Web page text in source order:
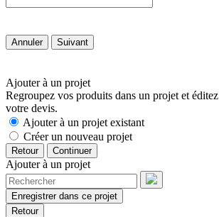
Annuler Suivant
Ajouter à un projet
Regroupez vos produits dans un projet et éditez
votre devis.
Ajouter à un projet existant
Créer un nouveau projet
Retour Continuer
Ajouter à un projet
Enregistrer dans ce projet
Retour